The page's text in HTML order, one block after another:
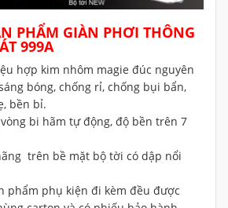
PHẨM GIÀN PHƠI THÔNG
999A
hợp kim nhôm magie đúc nguyên
bóng, chống rỉ, chống bụi bẩn,
bền bỉ.
bi hãm tự động, độ bền trên 7
trên bề mặt bộ tời có dập nổi
phẩm phụ kiện đi kèm đều được